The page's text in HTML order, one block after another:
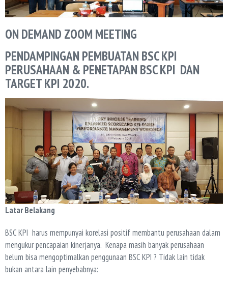
ON DEMAND ZOOM MEETING
PENDAMPINGAN PEMBUATAN BSC KPI
PERUSAHAAN & PENETAPAN BSC KPI DAN
TARGET KPI 2020.
Latar Belakang
BSC KPI harus mempunyai korelasi positif membantu perusahaan dalam
mengukur pencapaian kinerjanya. Kenapa masih banyak perusahaan
belum bisa mengoptimalkan penggunaan BSC KPI ? Tidak lain tidak
bukan antara lain penyebabnya: